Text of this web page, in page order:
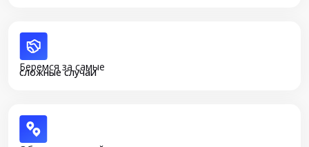
Беремся за самые
сложные случаи